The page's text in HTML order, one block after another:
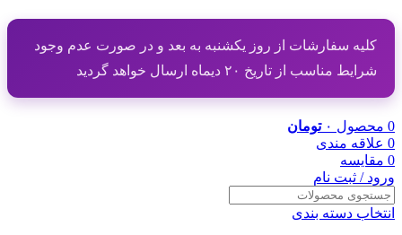
کلیه سفارشات از روز یکشنبه به بعد و در صورت عدم وجود
شرایط مناسب از تاریخ ۲۰ دیماه ارسال خواهد گردید
0 محصول ۰ تومان
0 علاقه مندی
0 مقایسه
ورود / ثبت نام
انتخاب دسته بندی